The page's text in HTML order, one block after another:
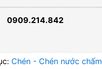
0909.214.842
Chén - Chén nước chấm